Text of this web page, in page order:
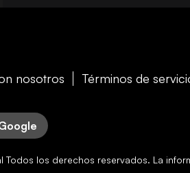
nosotros Términos de
Todos los derechos reservados. La